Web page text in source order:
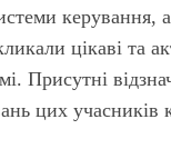
керування,
цікаві та
Присутні
цих учасників